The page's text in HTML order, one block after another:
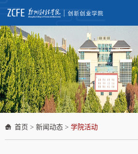
首页 > 新闻动态 > 学院活动